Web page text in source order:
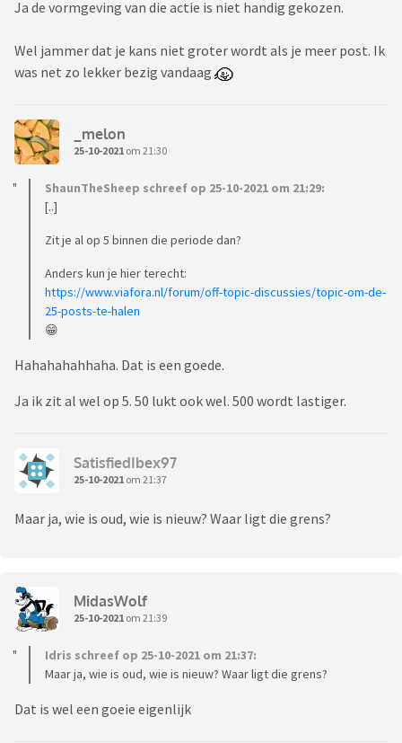
Ja de vormgeving van die actie is niet handig gekozen.
Wel jammer dat je kans niet groter wordt als je meer post. Ik
was net zo lekker bezig vandaag
_melon
25-10-2021 om 21:30
ShaunTheSheep schreef op 25-10-2021 om 21:29:
[..]
Zit je al op 5 binnen die periode dan?
Anders kun je hier terecht:
https://www.viafora.nl/forum/off-topic-discussies/topic-om-de-
25-posts-te-halen
😁
Hahahahahhaha. Dat is een goede.
Ja ik zit al wel op 5. 50 lukt ook wel. 500 wordt lastiger.
SatisfiedIbex97
25-10-2021 om 21:37
Maar ja, wie is oud, wie is nieuw? Waar ligt die grens?
MidasWolf
25-10-2021 om 21:39
Idris schreef op 25-10-2021 om 21:37:
Maar ja, wie is oud, wie is nieuw? Waar ligt die grens?
Dat is wel een goeie eigenlijk